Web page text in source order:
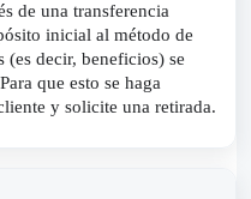
de una transferencia
inicial al método de
decir, beneficios) se
que esto se haga
y solicite una retirada.